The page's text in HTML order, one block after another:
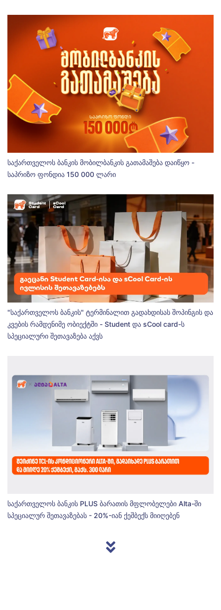
საქართველოს ბანკის მობილბანკის გათამაშება დაიწყო -
საპრიზო ფონდია 150 000 ლარი
"საქართველოს ბანკის" ტერმინალით გადახდისას შოპინგის და
კვების რამდენიმე ობიექტში - Student და sCool card-ს
სპეციალური შეთავაზება აქვს
საქართველოს ბანკის PLUS ბარათის მფლობელები Alta-ში
სპეციალურ შეთავაზებას - 20%-იან ქეშბექს მიიღებენ